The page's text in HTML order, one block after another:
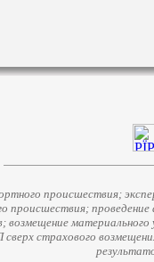
происшествия;
страхового